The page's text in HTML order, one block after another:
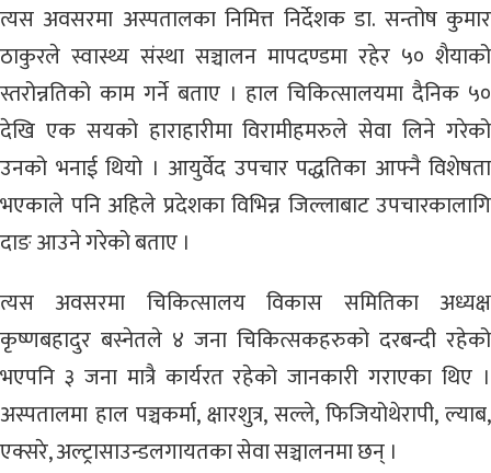
त्यस अवसरमा अस्पतालका निमित्त निर्देशक डा. सन्तोष कुमार
ठाकुरले स्वास्थ्य संस्था सञ्चालन मापदण्डमा रहेर ५० शैयाको
स्तरोन्नतिको काम गर्ने बताए । हाल चिकित्सालयमा दैनिक ५०
देखि एक सयको हाराहारीमा विरामीहमरुले सेवा लिने गरेको
उनको भनाई थियो । आयुर्वेद उपचार पद्धतिका आफ्नै विशेषता
भएकाले पनि अहिले प्रदेशका विभिन्न जिल्लाबाट उपचारकालागि
दाङ आउने गरेको बताए ।
त्यस अवसरमा चिकित्सालय विकास समितिका अध्यक्ष
कृष्णबहादुर बस्नेतले ४ जना चिकित्सकहरुको दरबन्दी रहेको
भएपनि ३ जना मात्रै कार्यरत रहेको जानकारी गराएका थिए ।
अस्पतालमा हाल पञ्चकर्मा, क्षारशुत्र, सल्ले, फिजियोथेरापी, ल्याब,
एक्सरे, अल्ट्रासाउन्डलगायतका सेवा सञ्चालनमा छन् ।